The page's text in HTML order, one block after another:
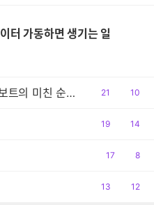
터 가동하면 생기는 일
영화 아니고 실제 상황. 제트보트의 미친 순발력
공
21
댓
10
공
19
댓
14
공
17
댓
8
공
13
댓
12